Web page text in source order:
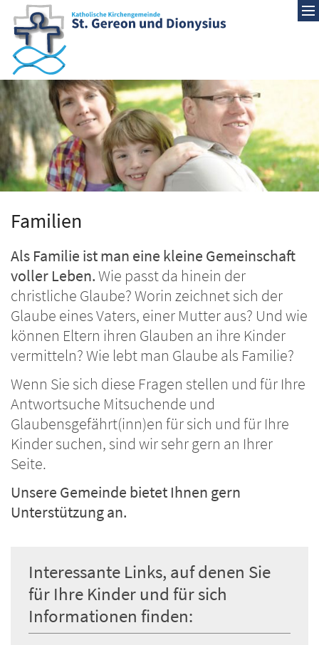
Zum Inhalt springen
Familien
Als Familie ist man eine kleine Gemeinschaft
voller Leben.Wie passt da hinein der
christliche Glaube? Worin zeichnet sich der
Glaube eines Vaters, einer Mutter aus? Und wie
können Eltern ihren Glauben an ihre Kinder
vermitteln? Wie lebt man Glaube als Familie?
Wenn Sie sich diese Fragen stellen und für Ihre
Antwortsuche Mitsuchende und
Glaubensgefährt(inn)en für sich und für Ihre
Kinder suchen, sind wir sehr gern an Ihrer
Seite.
Unsere Gemeinde bietet Ihnen gern
Unterstützung an.
Interessante Links, auf denen Sie
für Ihre Kinder und für sich
Informationen finden: